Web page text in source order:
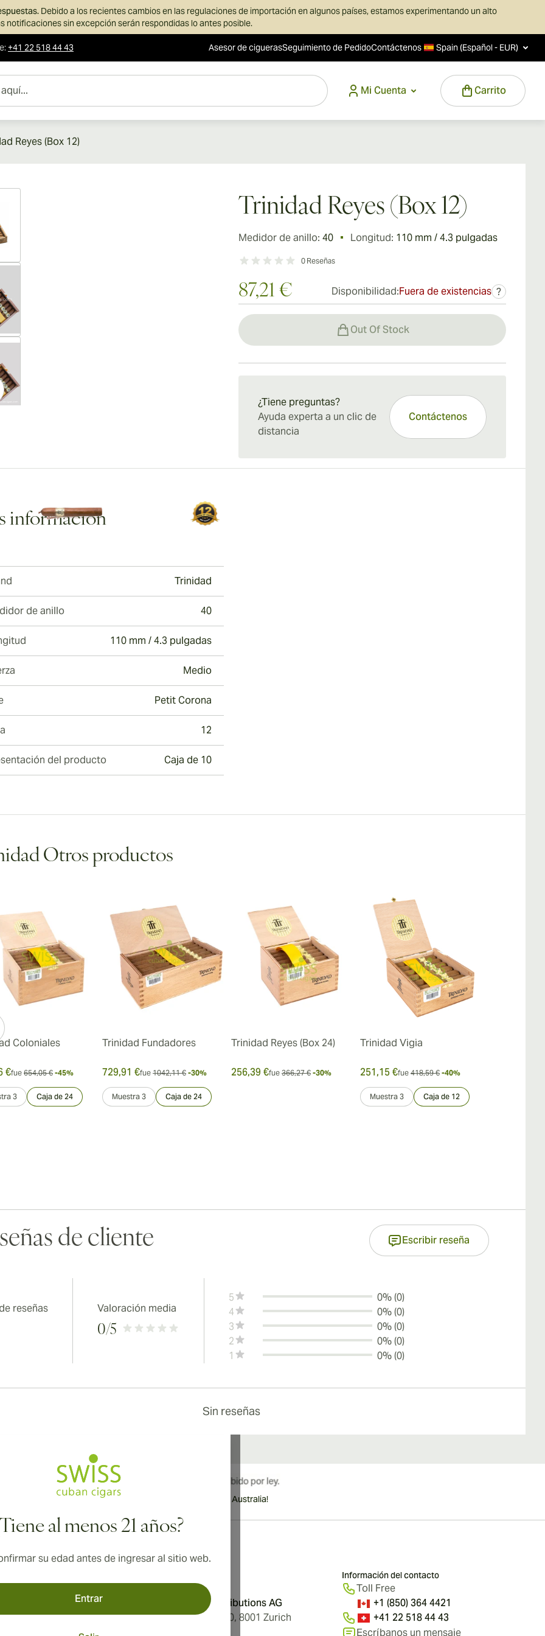
Debido a los recientes cambios en las regulaciones de importación en algunos países, estamos experimentando un alto
notificaciones sin excepción serán respondidas lo antes posible.
:+41 22 518 44 43 Asesor de ciguerasSeguimiento de PedidoContáctenos Spain (Español - EUR)
Mi Cuenta
Carrito
Reyes (Box 12)
larger image
larger image
larger image
larger image
larger image
larger image
larger image
Trinidad Reyes (Box 12)
Medidor de anillo: 40 Longitud: 110 mm / 4.3 pulgadas
0 Reseñas
87,21 € Disponibilidad:Fuera de existencias ?
Out Of Stock
¿Tiene preguntas?
Ayuda experta a un clic de
distancia
Contáctenos
información
Trinidad
de anillo 40
110 mm / 4.3 pulgadas
Medio
Petit Corona
12
del producto Caja de 10
Otros productos
Coloniales
€fue 654,05 € -45%
3 Caja de 24
Trinidad Fundadores
729,91 €fue 1042,11 € -30%
Muestra 3 Caja de 24
Trinidad Reyes (Box 24)
256,39 €fue 366,27 € -30%
Trinidad Vigia
251,15 €fue 418,59 € -40%
Muestra 3 Caja de 12
de cliente Escribir reseña
reseñas Valoración media
0/5
5
0% (0)
4
0% (0)
3
0% (0)
2
0% (0)
1
0% (0)
Sin reseñas
al menos 21 años?
su edad antes de ingresar al sitio web.
Entrar
¡Envío internacional disponible a Canadá, Reino Unido y Australia!
Aromatica Distributions AG
Löwenstrasse 20, 8001 Zurich
Información del contacto
Toll Free
+1 (850) 364 4421
+41 22 518 44 43
Escríbanos un mensaje